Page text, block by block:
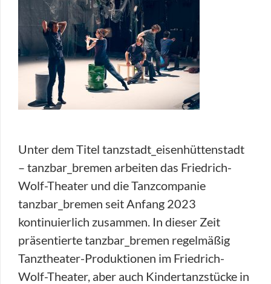
Unter dem Titel tanzstadt_eisenhüttenstadt
– tanzbar_bremen arbeiten das Friedrich-
Wolf-Theater und die Tanzcompanie
tanzbar_bremen seit Anfang 2023
kontinuierlich zusammen. In dieser Zeit
präsentierte tanzbar_bremen regelmäßig
Tanztheater-Produktionen im Friedrich-
Wolf-Theater, aber auch Kindertanzstücke in